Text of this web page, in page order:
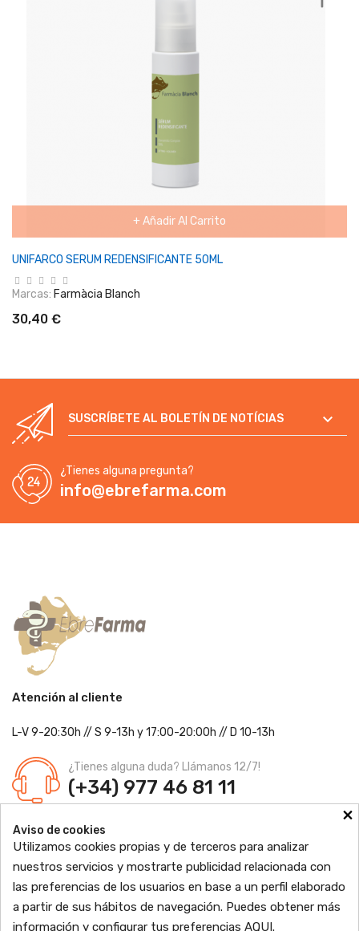
+ Añadir Al Carrito
UNIFARCO SERUM REDENSIFICANTE 50ML
Marcas: Farmàcia Blanch
30,40 €
SUSCRÍBETE AL BOLETÍN DE NOTÍCIAS 
¿Tienes alguna pregunta?
info@ebrefarma.com
Atención al cliente
L-V 9-20:30h // S 9-13h y 17:00-20:00h // D 10-13h
¿Tienes alguna duda? Llámanos 12/7!
(+34) 977 46 81 11
Farmacia Jordi Blanch
C/ Major, 1 - 43877
Ldo. Jordi Blanch Pastor
Nº de Colegiado: 870
Nº Autorización: F4300109
PRODUCTOS

×
Aviso de cookies
Utilizamos cookies propias y de terceros para analizar
nuestros servicios y mostrarte publicidad relacionada con
las preferencias de los usuarios en base a un perfil elaborado
a partir de sus hábitos de navegación. Puedes obtener más
información y configurar tus preferencias AQUI.